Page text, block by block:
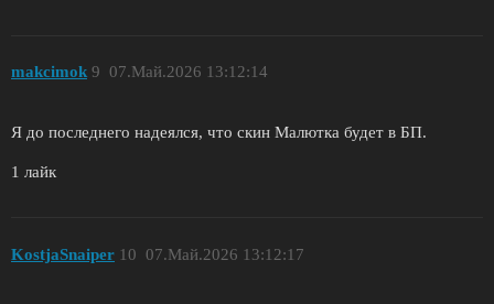
makcimok 07.Май.2026 13:12:14
9
Я до последнего надеялся, что скин Малютка будет в БП.
1 лайк
KostjaSnaiper 07.Май.2026 13:12:17
10